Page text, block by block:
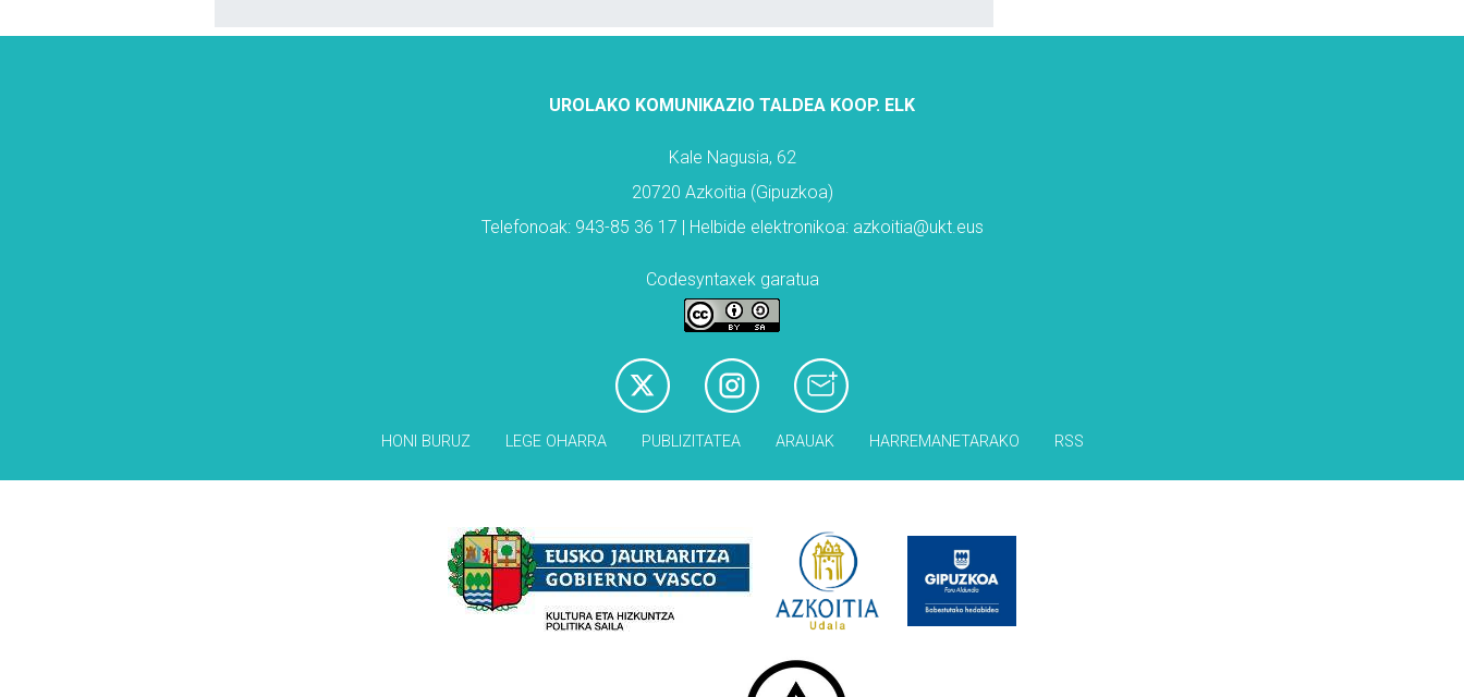
UROLAKO KOMUNIKAZIO TALDEA KOOP. ELK
Kale Nagusia, 62
20720 Azkoitia (Gipuzkoa)
Telefonoak: 943-85 36 17 | Helbide elektronikoa: azkoitia@ukt.eus
Codesyntaxek garatua
HONI BURUZ LEGE OHARRA PUBLIZITATEA ARAUAK HARREMANETARAKO RSS